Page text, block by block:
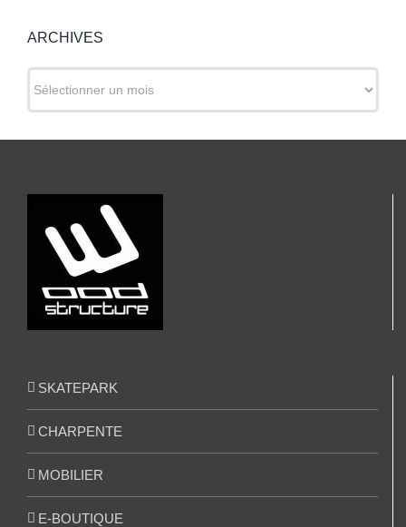
ARCHIVES
SKATEPARK
CHARPENTE
MOBILIER
E-BOUTIQUE